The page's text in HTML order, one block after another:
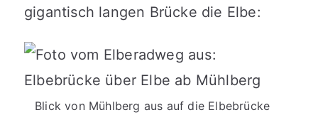
gigantisch langen Brücke die Elbe:
Blick von Mühlberg aus auf die Elbebrücke